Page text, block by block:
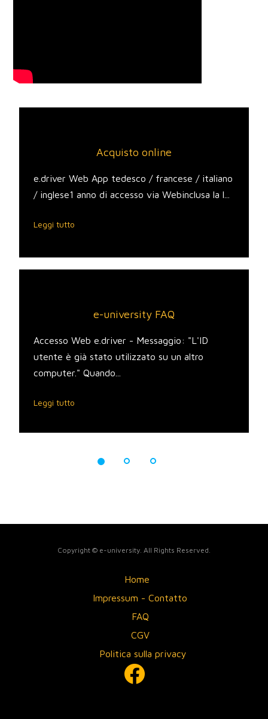
Acquisto online
e.driver Web App tedesco / francese / italiano
/ inglese1 anno di accesso via Webinclusa la l...
Leggi tutto
e-university FAQ
Accesso Web e.driver - Messaggio: "L'ID
utente è già stato utilizzato su un altro
computer." Quando...
Leggi tutto
Copyright © e-university. All Rights Reserved.
Home
Impressum - Contatto
FAQ
CGV
Politica sulla privacy